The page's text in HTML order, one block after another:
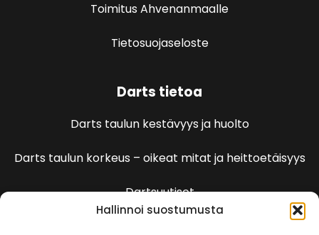
Hallinnoi suostumusta
Toimitus Ahvenanmaalle
Tietosuojaseloste
Darts tietoa
Darts taulun kestävyys ja huolto
Darts taulun korkeus – oikeat mitat ja heittoetäisyys
Dartsuutiset